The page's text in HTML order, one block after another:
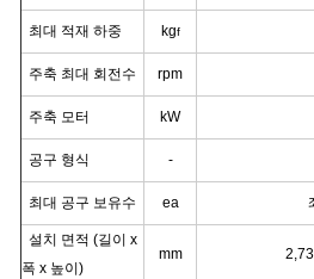
최대 적재 하중 kgf
주축 최대 회전수 rpm
주축 모터 kW
공구 형식 -
최대 공구 보유수 ea
설치 면적 (길이 x
폭 x 높이)
mm